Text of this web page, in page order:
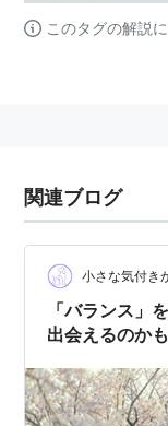
このタグの解説
関連ブログ
小さな気付き
「バランス」
出会えるのか